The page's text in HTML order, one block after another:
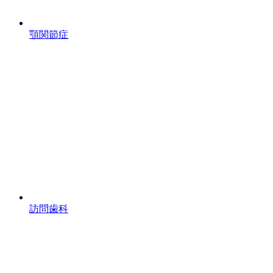
顎関節症
訪問歯科